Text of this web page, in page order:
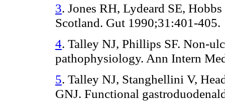
3. Jones RH, Lydeard SE,
Scotland. Gut 1990;31:401-405.
4. Talley NJ, Phillips SF. Non-
pathophysiology. Ann Intern
5. Talley NJ, Stanghellini V,
GNJ. Functional